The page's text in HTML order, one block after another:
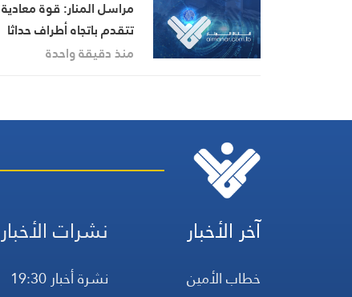
مراسل المنار: قوة معادية
تتقدم باتجاه أطراف حداثا
الشمالية الغربية
منذ دقيقة واحدة
آخر الأخبار
خطاب الأمين
نشرات الأخبار
نشرة أخبار 19:30